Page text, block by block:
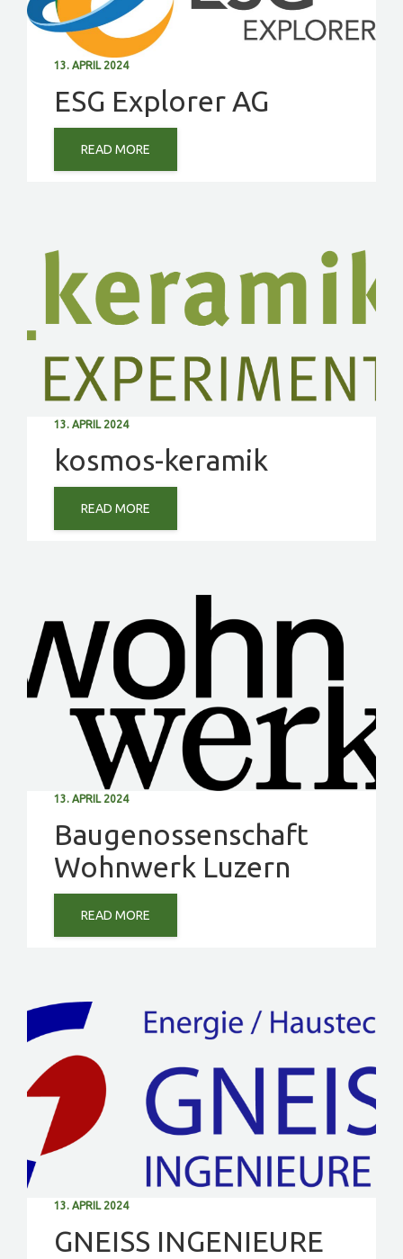
13. APRIL 2024
ESG Explorer AG
READ MORE
13. APRIL 2024
kosmos-keramik
READ MORE
13. APRIL 2024
Baugenossenschaft
Wohnwerk Luzern
READ MORE
13. APRIL 2024
GNEISS INGENIEURE